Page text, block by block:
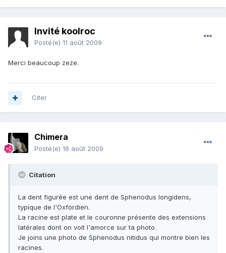
Invité koolroc
Posté(e) 11 août 2009
Merci beaucoup zeze.
Citer
Chimera
Posté(e) 16 août 2009
Citation
La dent figurée est une dent de Sphenodus longidens,
typique de l'Oxfordien.
La racine est plate et le couronne présente des extensions
latérales dont on voit l'amorce sur ta photo.
Je joins une photo de Sphenodus nitidus qui montre bien les
racines.